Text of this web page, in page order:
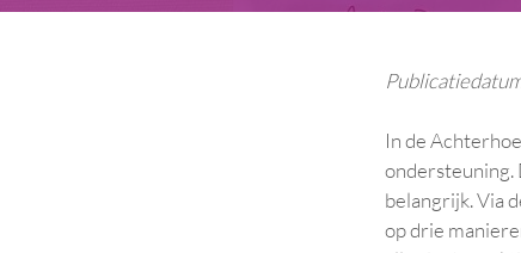
In de
ondersteuning.
belangrijk. Via
op drie